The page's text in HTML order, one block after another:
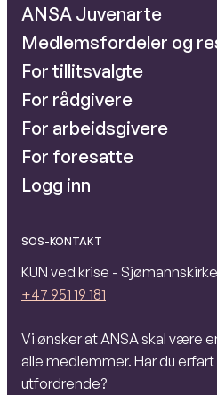
ANSA Juvenarte
Medlemsfordeler og
For tillitsvalgte
For rådgivere
For arbeidsgivere
For foresatte
Logg inn
SOS-KONTAKT
KUN ved krise -
+47 951 19 181
Vi ønsker at ANSA skal være
alle medlemmer. Har du
utfordrende?